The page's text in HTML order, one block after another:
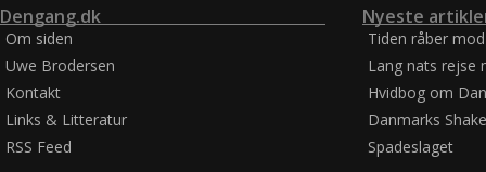
Dengang.dk
Om siden
Uwe Brodersen
Kontakt
Links & Litteratur
RSS Feed
Nyeste
Tiden råber
Lang nats rejse
Hvidbog om
Danmarks
Spadeslaget